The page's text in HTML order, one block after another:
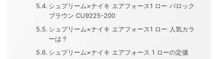
シュプリーム×ナイキ エアフォース1 ロー バロック
ブラウン CU9225-200
シュプリーム×ナイキ エアフォース1 ロー 人気カラ
ーは？
シュプリーム×ナイキ エアフォース 1 ローの定価